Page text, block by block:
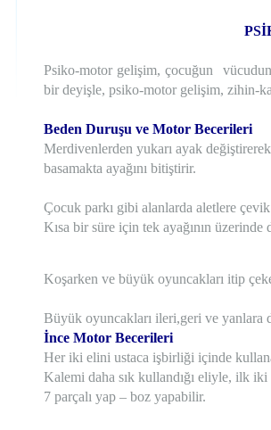
Psiko-motor gelişim, çocuğun
bir deyişle, psiko-motor gelişim, zihin-
Beden Duruşu ve Motor Becerileri
Merdivenlerden yukarı ayak
basamakta ayağını bitiştirir.
Çocuk parkı gibi alanlarda aletlere
Kısa bir süre için tek ayağının üzerinde
Koşarken ve büyük oyuncakları itip
Büyük oyuncakları ileri,geri ve
İnce Motor Becerileri
Her iki elini ustaca işbirliği içinde
Kalemi daha sık kullandığı eliyle, ilk iki
7 parçalı yap – boz yapabilir.